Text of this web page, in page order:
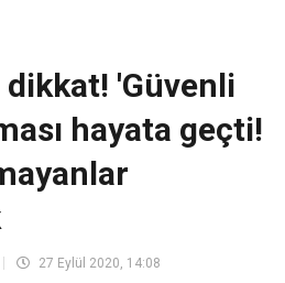
'Güvenli
hayata geçti!
27 Eylül 2020, 14:08